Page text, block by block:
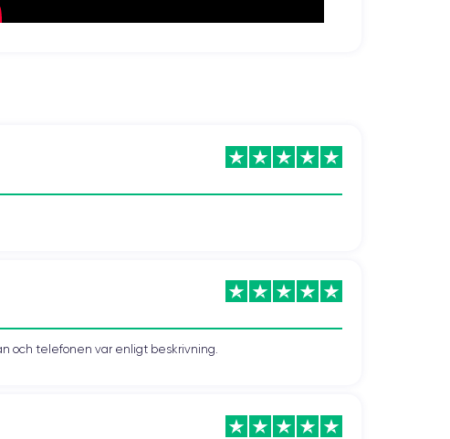
och telefonen var enligt beskrivning.